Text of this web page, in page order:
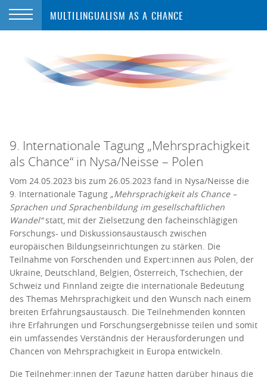
MULTILINGUALISM AS A CHANCE
9. Internationale Tagung „Mehrsprachigkeit
als Chance“ in Nysa/Neisse – Polen
Vom 24.05.2023 bis zum 26.05.2023 fand in Nysa/Neisse die
9. Internationale Tagung „Mehrsprachigkeit als Chance –
Sprachen und Sprachenbildung im gesellschaftlichen
Wandel“statt, mit der Zielsetzung den facheinschlägigen
Forschungs- und Diskussionsaustausch zwischen
europäischen Bildungseinrichtungen zu stärken. Die
Teilnahme von Forschenden und Expert:innen aus Polen, der
Ukraine, Deutschland, Belgien, Österreich, Tschechien, der
Schweiz und Finnland zeigte die internationale Bedeutung
des Themas Mehrsprachigkeit und den Wunsch nach einem
breiten Erfahrungsaustausch. Die Teilnehmenden konnten
ihre Erfahrungen und Forschungsergebnisse teilen und somit
ein umfassendes Verständnis der Herausforderungen und
Chancen von Mehrsprachigkeit in Europa entwickeln.
Die Teilnehmer:innen der Tagung hatten darüber hinaus die